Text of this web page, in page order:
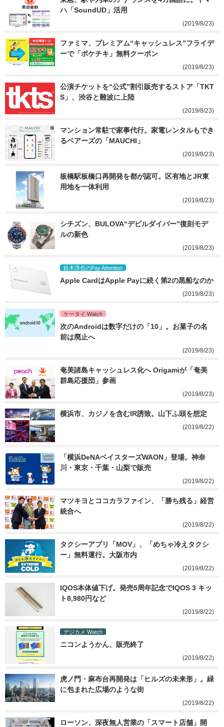
ハ「SoundUD」活用
(2019/8/23)
ファミマ、プレミアム“キャッシュレス”フライデ
ーで「ポケチキ」無料クーポン
(2019/8/23)
公演チケットを“公式”割引販売するストア「TKT
S」、渋谷と難波に上陸
(2019/8/23)
マンション常駐で家事代行。家電レンタルもでき
るベアーズの「MAUCHI」
(2019/8/23)
板橋駅板橋口再開発を都が認可。区有地とJR東
用地を一体利用
(2019/8/23)
シチズン、BULOVA“デビルダイバー”復刻モデ
ルの新色
(2019/8/23)
鈴木淳也のPay Attention
Apple CardはApple Payに続く第2の黒船なのか
(2019/8/23)
ケータイ Watch
次のAndroidは数字だけの「10」。お菓子の名
前は廃止へ
(2019/8/23)
奄美諸島キャッシュレス化へ Origamiが「奄美
群島応援団」参画
(2019/8/23)
横浜市、カジノを含むIR誘致。山下ふ頭を想定
(2019/8/22)
「横浜DeNAベイスターズWAON」登場。神奈
川・東京・千葉・山梨で販売
(2019/8/22)
マツキヨとココカラファイン、「勝ち残る」経営
統合へ
(2019/8/22)
タクシーアプリ「MOV」、「めちゃ冷えタクシ
ー」無料運行。大阪市内
(2019/8/22)
IQOS本体値下げ。発売5周年記念でIQOS 3 キッ
ト8,980円など
(2019/8/22)
デジカメ Watch
ニコンようかん、販売終了
(2019/8/22)
虎ノ門・麻布台再開発は「ヒルズの未来形」。緑
に包まれた広場のような街
(2019/8/22)
ローソン、深夜無人営業の「スマート店舗」開